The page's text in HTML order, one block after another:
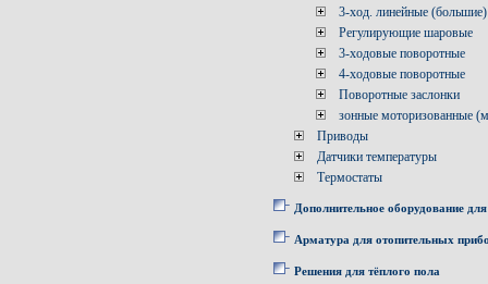
3-ход. линейные (большие)
Регулирующие шаровые
3-ходовые поворотные
4-ходовые поворотные
Поворотные заслонки
зонные моторизованные
Приводы
Датчики температуры
Термостаты
Дополнительное оборудование
Арматура для отопительных
Решения для тёплого пола